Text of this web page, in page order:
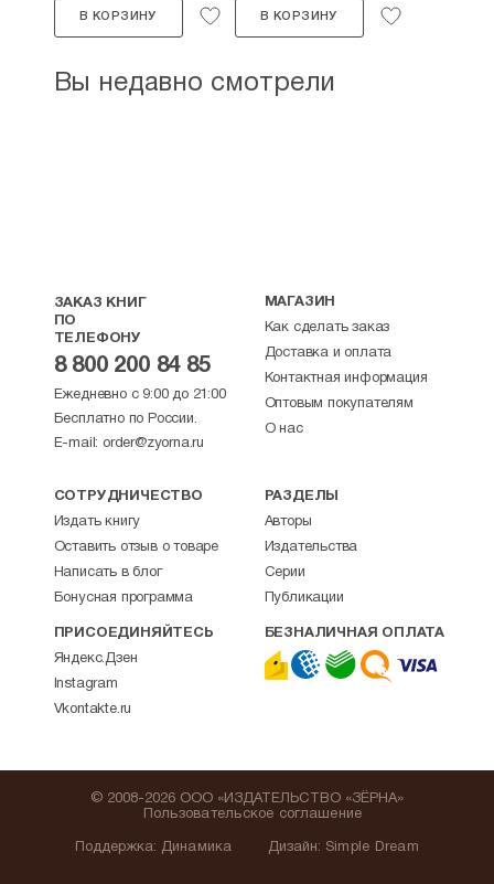
В КОРЗИНУ В КОРЗИНУ
Вы недавно смотрели
ЗАКАЗ КНИГ
ПО
ТЕЛЕФОНУ
8 800 200 84 85
Ежедневно с 9:00 до 21:00
Бесплатно по России.
E-mail: order@zyorna.ru
МАГАЗИН
Как сделать заказ
Доставка и оплата
Контактная информация
Оптовым покупателям
О нас
СОТРУДНИЧЕСТВО
Издать книгу
Оставить отзыв о товаре
Написать в блог
Бонусная программа
РАЗДЕЛЫ
Авторы
Издательства
Серии
Публикации
ПРИСОЕДИНЯЙТЕСЬ
Яндекс.Дзен
Instagram
Vkontakte.ru
БЕЗНАЛИЧНАЯ ОПЛАТА
Поддержка: Динамика
© 2008-2026 ООО «ИЗДАТЕЛЬСТВО «ЗЁРНА»
Пользовательское соглашение
Дизайн: Simple Dream